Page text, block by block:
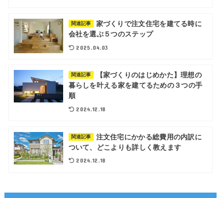
関連記事
家づくりで注文住宅を建てる時に
会社を選ぶ５つのステップ
2025.04.03
関連記事
【家づくりのはじめかた】理想の
暮らしを叶える家を建てるための３つの手
順
2024.12.18
関連記事
注文住宅にかかる総費用の内訳に
ついて、どこよりも詳しく教えます
2024.12.18